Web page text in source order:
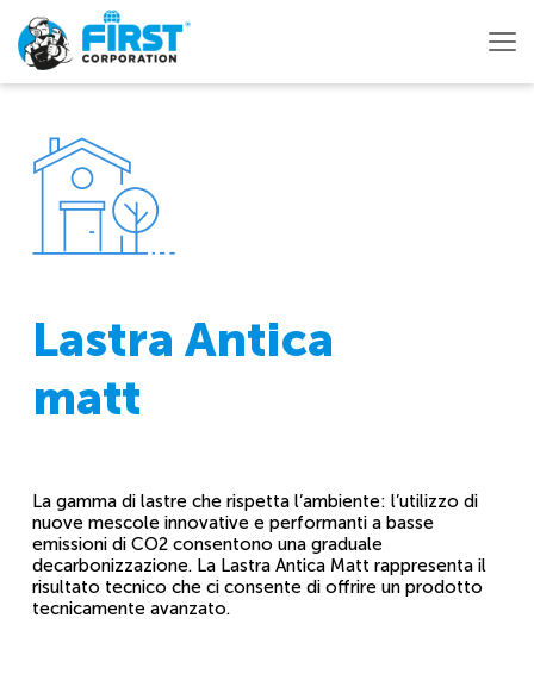
Lastra Antica
matt
La gamma di lastre che rispetta l’ambiente: l’utilizzo di
nuove mescole innovative e performanti a basse
emissioni di CO2 consentono una graduale
decarbonizzazione. La Lastra Antica Matt rappresenta il
risultato tecnico che ci consente di offrire un prodotto
tecnicamente avanzato.